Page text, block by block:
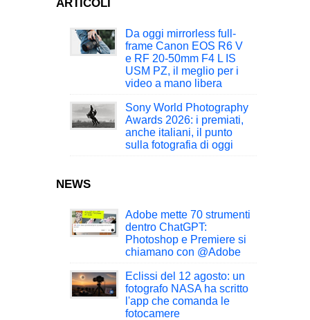
Da oggi mirrorless full-
frame Canon EOS R6 V
e RF 20-50mm F4 L IS
USM PZ, il meglio per i
video a mano libera
Sony World Photography
Awards 2026: i premiati,
anche italiani, il punto
sulla fotografia di oggi
NEWS
Adobe mette 70 strumenti
dentro ChatGPT:
Photoshop e Premiere si
chiamano con @Adobe
Eclissi del 12 agosto: un
fotografo NASA ha scritto
l'app che comanda le
fotocamere